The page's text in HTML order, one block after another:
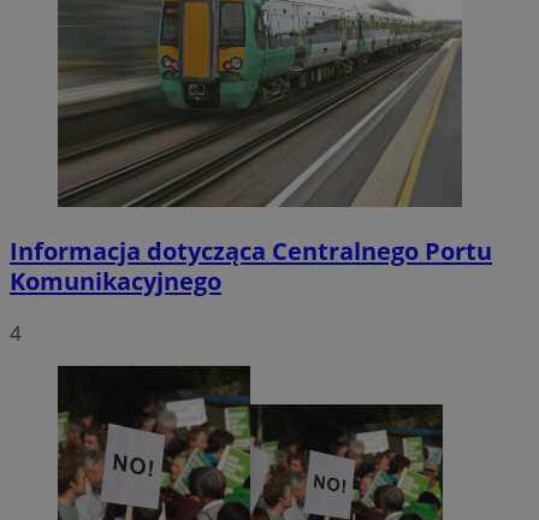
Informacja dotycząca Centralnego Portu
Komunikacyjnego
4